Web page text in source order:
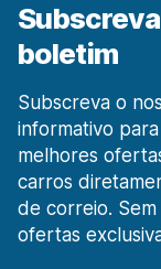
boletim
Subscreva o
informativo
melhores
carros
de correio. Sem
ofertas